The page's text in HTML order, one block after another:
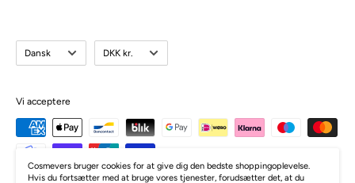
Sprog
Dansk Valuta
DKK kr.
Vi acceptere
Cosmevers bruger cookies for at give dig den bedste shoppingoplevelse.
Hvis du fortsætter med at bruge vores tjenester, forudsætter det, at du